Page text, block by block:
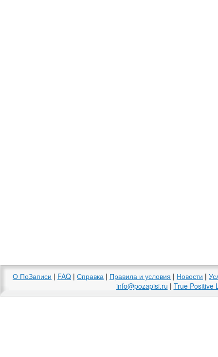
О ПоЗаписи | FAQ | Справка | Правила и условия | Новости |
info@pozapisi.ru | True Positive